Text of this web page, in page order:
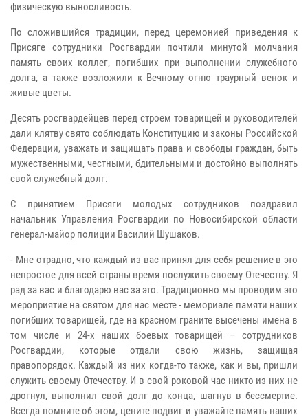
физическую выносливость.
По сложившийся традиции, перед церемонией приведения к
Присяге сотрудники Росгвардии почтили минутой молчания
память своих коллег, погибших при выполнении служебного
долга, а также возложили к Вечному огню траурный венок и
живые цветы.
Десять росгвардейцев перед строем товарищей и руководителей
дали клятву свято соблюдать Конституцию и законы Российской
Федерации, уважать и защищать права и свободы граждан, быть
мужественными, честными, бдительными и достойно выполнять
свой служебный долг.
С принятием Присяги молодых сотрудников поздравил
начальник Управления Росгвардии по Новосибирской области
генерал-майор полиции Василий Шушаков.
- Мне отрадно, что каждый из вас принял для себя решение в это
непростое для всей страны время послужить своему Отечеству. Я
рад за вас и благодарю вас за это. Традиционно мы проводим это
мероприятие на святом для нас месте - мемориале памяти наших
погибших товарищей, где на красном граните высечены имена в
том числе и 24-х наших боевых товарищей – сотрудников
Росгвардии, которые отдали свою жизнь, защищая
правопорядок. Каждый из них когда-то также, как и вы, пришли
служить своему Отечеству. И в свой роковой час никто из них не
дрогнул, выполнил свой долг до конца, шагнув в бессмертие.
Всегда помните об этом, цените подвиг и уважайте память наших